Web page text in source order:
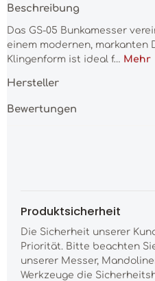
Beschreibung
Das GS-05 Bunkamesser
einem modernen, markanten
Klingenform ist ideal f… Mehr
Hersteller
Bewertungen
Produktsicherheit
Die Sicherheit unserer
Priorität. Bitte beachten
unserer Messer,
Werkzeuge die